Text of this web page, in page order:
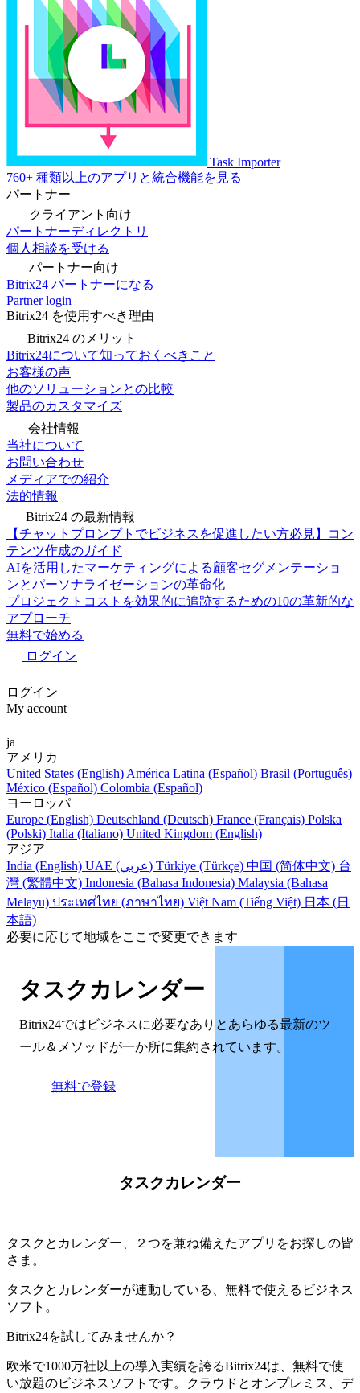
Task Importer
760+ 種類以上のアプリと統合機能を見る
パートナー
クライアント向け
パートナーディレクトリ
個人相談を受ける
パートナー向け
Bitrix24 パートナーになる
Partner login
Bitrix24 を使用すべき理由
Bitrix24 のメリット
Bitrix24について知っておくべきこと
お客様の声
他のソリューションとの比較
製品のカスタマイズ
会社情報
当社について
お問い合わせ
メディアでの紹介
法的情報
Bitrix24 の最新情報
【チャットプロンプトでビジネスを促進したい方必見】コン
テンツ作成のガイド
AIを活用したマーケティングによる顧客セグメンテーショ
ンとパーソナライゼーションの革命化
プロジェクトコストを効果的に追跡するための10の革新的な
アプローチ
無料で始める
ログイン
ログイン
My account
ja
アメリカ
United States (English) América Latina (Español) Brasil (Português)
México (Español) Colombia (Español)
ヨーロッパ
Europe (English) Deutschland (Deutsch) France (Français) Polska
(Polski) Italia (Italiano) United Kingdom (English)
アジア
India (English)
UAE (عربي) Türkiye (Türkçe) 中国 (简体中文) 台
灣 (繁體中文) Indonesia (Bahasa Indonesia) Malaysia (Bahasa
Melayu) ประเทศไทย (ภาษาไทย) Việt Nam (Tiếng Việt) 日本 (日
本語)
必要に応じて地域をここで変更できます
タスクカレンダー
Bitrix24ではビジネスに必要なありとあらゆる最新のツ
ール＆メソッドが一か所に集約されています。
無料で登録
タスクカレンダー
タスクとカレンダー、２つを兼ね備えたアプリをお探しの皆
さま。
タスクとカレンダーが連動している、無料で使えるビジネス
ソフト。
Bitrix24を試してみませんか？
欧米で1000万社以上の導入実績を誇るBitrix24は、無料で使
い放題のビジネスソフトです。クラウドとオンプレミス、デ